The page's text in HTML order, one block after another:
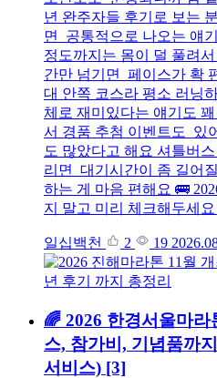
년 완주자들 후기로 보는
면 공통적으로 나오는 얘
정도까지는 몸이 덜 풀려
간만 넘기면 페이스가 확
대 안쪽 코스라 평소 러닝
체로 재미있다는 얘기도
서 경품 추첨 이벤트도 있
도 많았다고 해요 셔틀버
리면 대기시간이 좀 길어
하는 게 마음 편해요 🚌
지 말고 미리 체크해두세요
일십백천 2 19
🌈 2026 한경서울마
스, 참가비, 기념품까
서비스) [3]